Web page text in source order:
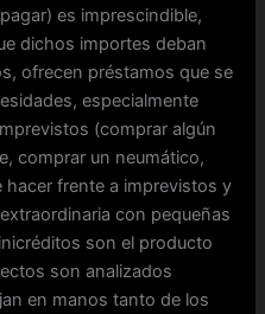
es imprescindible,
dichos importes deban
ofrecen préstamos que se
especialmente
(comprar algún
comprar un neumático,
hacer frente a imprevistos y
con pequeñas
son el producto
son analizados
en manos tanto de los